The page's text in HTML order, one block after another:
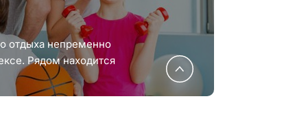
отдыха непременно
Рядом находится
45 360
спортивные